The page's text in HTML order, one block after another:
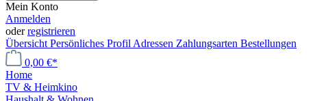
Mein Konto
Anmelden
oderregistrieren
Übersicht Persönliches Profil Adressen Zahlungsarten Bestellungen
0,00 €*
Home
TV & Heimkino